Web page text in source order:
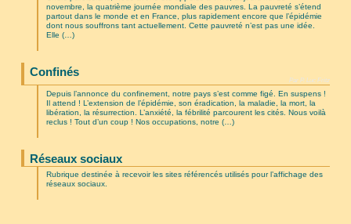
novembre, la quatrième journée mondiale des pauvres. La pauvreté s’étend
partout dans le monde et en France, plus rapidement encore que l’épidémie
dont nous souffrons tant actuellement. Cette pauvreté n’est pas une idée.
Elle (…)
Confinés
Par P. Luc Fritz
Depuis l’annonce du confinement, notre pays s’est comme figé. En suspens !
Il attend ! L’extension de l’épidémie, son éradication, la maladie, la mort, la
libération, la résurrection. L’anxiété, la fébrilité parcourent les cités. Nous voilà
reclus ! Tout d’un coup ! Nos occupations, notre (…)
Réseaux sociaux
Rubrique destinée à recevoir les sites référencés utilisés pour l’affichage des
réseaux sociaux.